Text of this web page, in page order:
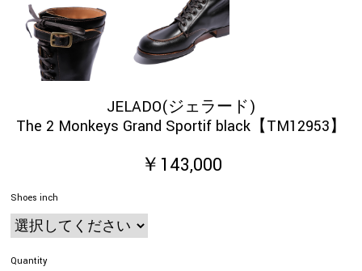
JELADO(ジェラード)
The 2 Monkeys Grand Sportif black【TM12953】
￥143,000
Shoes inch
Quantity